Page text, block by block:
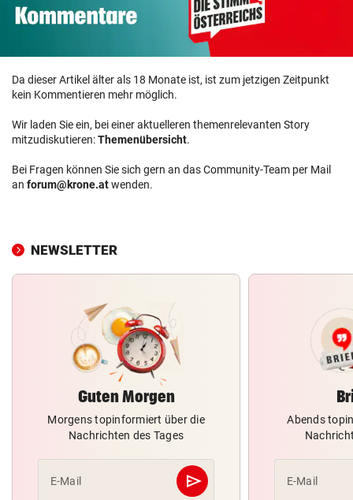
Da dieser Artikel älter als 18 Monate ist, ist zum jetzigen Zeitpunkt
kein Kommentieren mehr möglich.
Wir laden Sie ein, bei einer aktuelleren themenrelevanten Story
mitzudiskutieren:Themenübersicht.
Bei Fragen können Sie sich gern an das Community-Team per Mail
an forum@krone.atwenden.
NEWSLETTER
Guten Morgen
Morgens topinformiert über die
Nachrichten des Tages
E-Mail send
Abschicken
Abends
E-Mail